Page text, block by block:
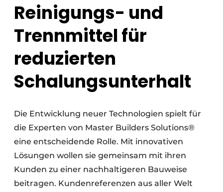
Reinigungs- und
Trennmittel für
reduzierten
Schalungsunterhalt
Die Entwicklung neuer Technologien spielt für
die Experten von Master Builders Solutions®
eine entscheidende Rolle. Mit innovativen
Lösungen wollen sie gemeinsam mit ihren
Kunden zu einer nachhaltigeren Bauweise
beitragen. Kundenreferenzen aus aller Welt